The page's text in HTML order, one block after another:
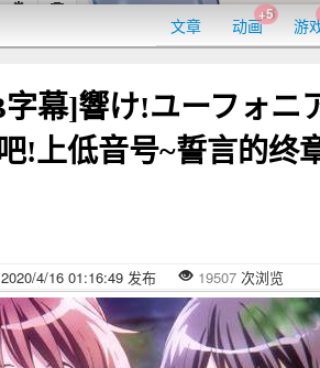
文章 动画
+5
游
幕]響け!ユーフォニ
!上低音号~誓言的终
4/16 01:16:49 发布 19507 次浏览